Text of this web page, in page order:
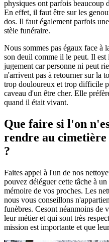
physiques ont parfois beaucoup
En effet, il faut être sur les
dos. Il faut également parfois
stèle funéraire.
Nous sommes pas égaux face à
son deuil comme il le peut. Il est
jugement car personne ni peut
n'arrivent pas à retourner sur la
trop douloureux et trop difficile
caveau d'un être cher. Elle
quand il était vivant.
Que faire si l'on
rendre au cimetière
?
Faites appel à l'un de nos
pouvez déléguer cette tâche à
mémoire de vos proches. Les
nous vous conseillons
funèbres. Cesont néanmoins de
leur métier et qui sont très
mission est importante et que